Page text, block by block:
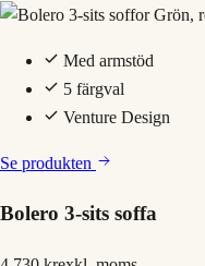
Med armstöd
5 färgval
Venture Design
Se produkten
Bolero 3-sits soffa